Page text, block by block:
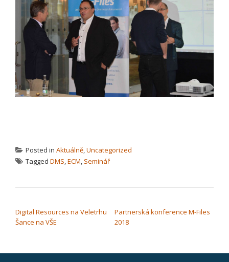
Posted in Aktuálně,Uncategorized
Tagged DMS,ECM, Seminář
Digital Resources na Veletrhu
Šance na VŠE
Partnerská konference M-Files
2018